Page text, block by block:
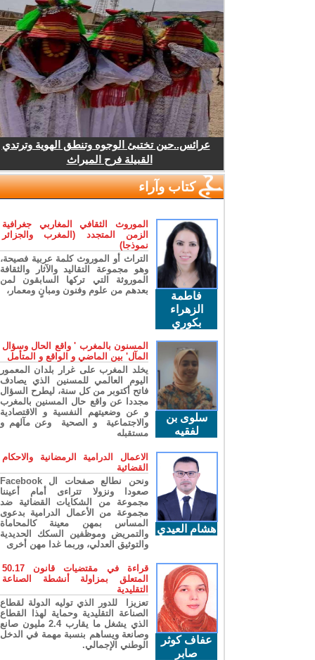
عرائس..حين تختبئ الوجوه وتنطق الهوية وترتدي
القبيلة فرح الميراث
كتاب وآراء
فاطمة
الزهراء
بكوري
الموروث الثقافي المغاربي جغرافية
الزمن المتجدد (المغرب والجزائر
نموذجا)
التراث أو الموروث كلمة عربية فصيحة،
وهو مجموعة التقاليد والآثار والثقافة
الموروثة التي تركها السابقون لمن
بعدهم من علوم وفنون ومبانٍ ومعمار،
سلوى بن
لفقيه
المسنون بالمغرب ' واقع الحال وسؤال
المآل' بين الماضي و الواقع و المتأمل
يخلد المغرب على غرار بلدان المعمور
اليوم العالمي للمسنين الذي يصادف
فاتح أكتوبر من كل سنة، ليطرح السؤال
مجددا عن واقع حال المسنين بالمغرب
و عن وضعيتهم النفسية و الاقتصادية
والاجتماعية و الصحية وعن مآلهم و
مستقبله
هشام العيدي
الاعمال الدرامية الرمضانية والاحكام
القضائية
ونحن نطالع صفحات ال Facebook
صعودا ونزولا تتراءى أمام أعيننا
مجموعة من الشكايات القضائية ضد
مجموعة من الأعمال الدرامية بدعوى
المساس بمهن معينة كالمحاماة
والتمريض وموظفين السكك الحديدية
والتوثيق العدلي، وربما غدا مهن أخرى
عفاف كوثر
صابر
قراءة في مقتضيات قانون 50.17
المتعلق بمزاولة أنشطة الصناعة
التقليدية
تعزيزا للدور الذي توليه الدولة لقطاع
الصناعة التقليدية وحماية لهذا القطاع
الذي يشغل ما يقارب 2.4 مليون صانع
وصانعة ويساهم بنسبة مهمة في الدخل
الوطني الإجمالي.